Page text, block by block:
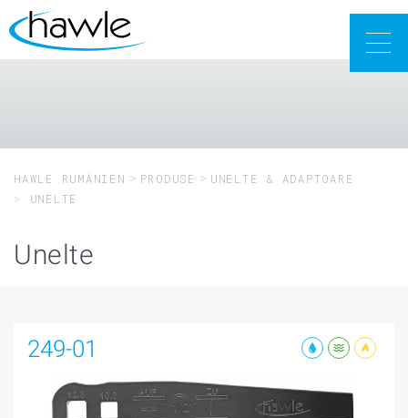
HAWLE RUMÄNIEN PRODUSE
UNELTE & ADAPTOARE
UNELTE
Unelte
249-01